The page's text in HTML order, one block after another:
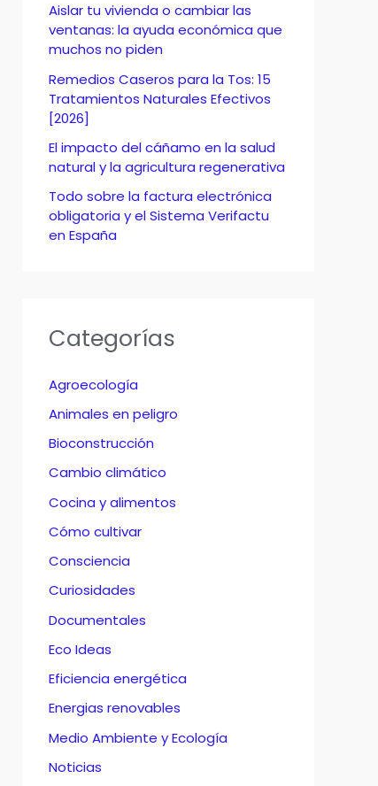
:Aislar tu vivienda o cambiar las
ventanas: la ayuda económica que
muchos no piden
Remedios Caseros para la Tos: 15
Tratamientos Naturales Efectivos
[2026]
El impacto del cáñamo en la salud
natural y la agricultura regenerativa
Todo sobre la factura electrónica
obligatoria y el Sistema Verifactu
en España
Categorías
Agroecología
Animales en peligro
Bioconstrucción
Cambio climático
Cocina y alimentos
Cómo cultivar
Consciencia
Curiosidades
Documentales
Eco Ideas
Eficiencia energética
Energias renovables
Medio Ambiente y Ecología
Noticias